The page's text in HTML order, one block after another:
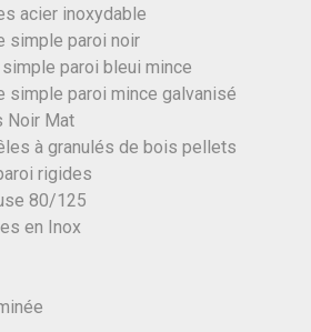
acier inoxydable
simple paroi noir
paroi bleui mince
simple paroi mince galvanisé
Noir Mat
à granulés de bois pellets
rigides
80/125
en Inox